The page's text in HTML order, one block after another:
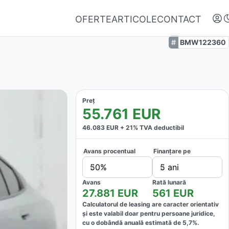
OFERTEARTICOLECONTACT
Autentifică-te
Nu ai oferte favorite
BMW122360
Preț
55.761 EUR
46.083 EUR + 21% TVA deductibil
Avans procentual
50%
Finanțare pe
5 ani
Avans
27.881 EUR
Rată lunară
561 EUR
Calculatorul de leasing are caracter orientativ
și este valabil doar pentru persoane juridice,
cu o dobândă anuală estimată de 5,7%.